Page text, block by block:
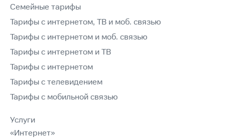
Семейные тарифы
Тарифы с интернетом, ТВ и моб. связью
Тарифы с интернетом и моб. связью
Тарифы с интернетом и ТВ
Тарифы с интернетом
Тарифы с телевидением
Тарифы с мобильной связью
Услуги
«Интернет»